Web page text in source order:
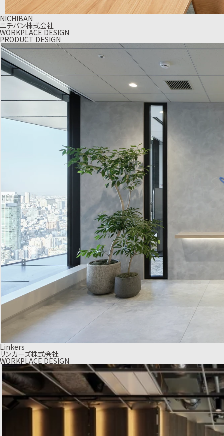
NICHIBAN
ニチバン株式会社
WORKPLACE DESIGN
PRODUCT DESIGN
Linkers
リンカーズ株式会社
WORKPLACE DESIGN